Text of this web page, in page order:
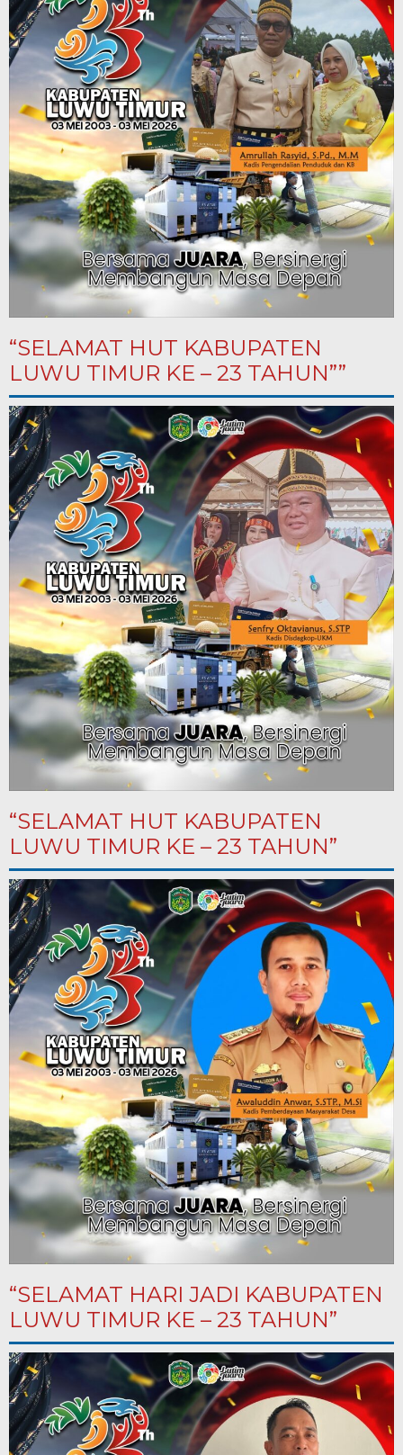
“SELAMAT HUT KABUPATEN
LUWU TIMUR KE – 23 TAHUN””
“SELAMAT HUT KABUPATEN
LUWU TIMUR KE – 23 TAHUN”
“SELAMAT HARI JADI KABUPATEN
LUWU TIMUR KE – 23 TAHUN”